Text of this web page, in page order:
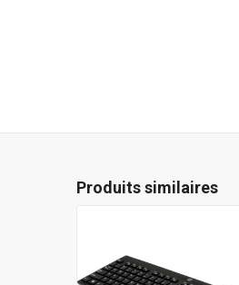
Produits similaires